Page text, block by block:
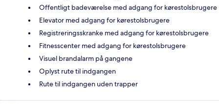
Offentligt badeværelse med adgang for kørestolsbrugere
Elevator med adgang for kørestolsbrugere
Registreringsskranke med adgang for kørestolsbrugere
Fitnesscenter med adgang for kørestolsbrugere
Visuel brandalarm på gangene
Oplyst rute til indgangen
Rute til indgangen uden trapper